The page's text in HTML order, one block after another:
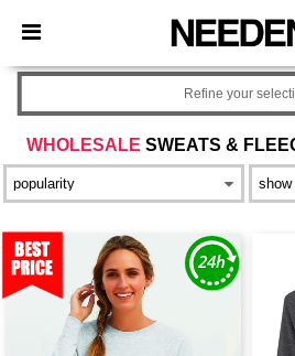
× Aplikacja Needen
Lepsze ceny w aplikacji!
WHOLESALE SWEATS &
Refine your